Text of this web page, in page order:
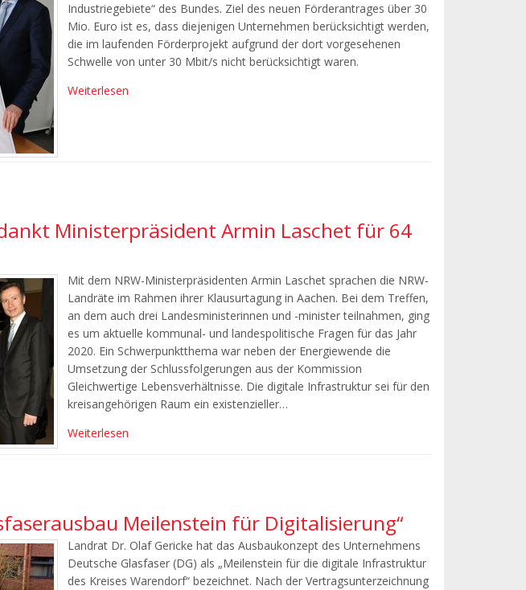
Industriegebiete“ des Bundes. Ziel des neuen Förderantrages über 30
Mio. Euro ist es, dass diejenigen Unternehmen berücksichtigt werden,
die im laufenden Förderprojekt aufgrund der dort vorgesehenen
Schwelle von unter 30 Mbit/s nicht berücksichtigt waren.
Weiterlesen
Ministerpräsident Armin Laschet für 64
Mit dem NRW-Ministerpräsidenten Armin Laschet sprachen die NRW-
Landräte im Rahmen ihrer Klausurtagung in Aachen. Bei dem Treffen,
an dem auch drei Landesministerinnen und -minister teilnahmen, ging
es um aktuelle kommunal- und landespolitische Fragen für das Jahr
2020. Ein Schwerpunktthema war neben der Energiewende die
Umsetzung der Schlussfolgerungen aus der Kommission
Gleichwertige Lebensverhältnisse. Die digitale Infrastruktur sei für den
kreisangehörigen Raum ein existenzieller…
Weiterlesen
Meilenstein für Digitalisierung“
Landrat Dr. Olaf Gericke hat das Ausbaukonzept des Unternehmens
Deutsche Glasfaser (DG) als „Meilenstein für die digitale Infrastruktur
des Kreises Warendorf“ bezeichnet. Nach der Vertragsunterzeichnung